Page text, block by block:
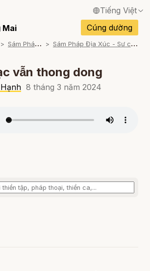
Tiếng Việt
English / Tiếng Anh
Français / Tiếng Pháp
Español / Tiếng Tây Ban Nha
Deutsch / Tiếng Đức
Português / Tiếng Bồ Đào Nha
Mai
Cúng dường
S
ám Pháp Địa Xúc S
ám Pháp Địa Xúc - Sư cô Hội Nghiêm Đọc
vẫn thong dong
8 tháng 3 năm 2024